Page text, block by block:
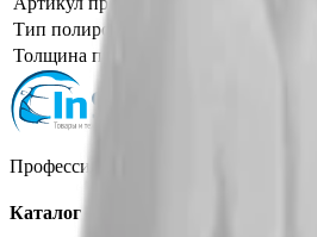
Тип полировального круга
Толщина поролонового круга
Профессиональная автохимия,
Каталог